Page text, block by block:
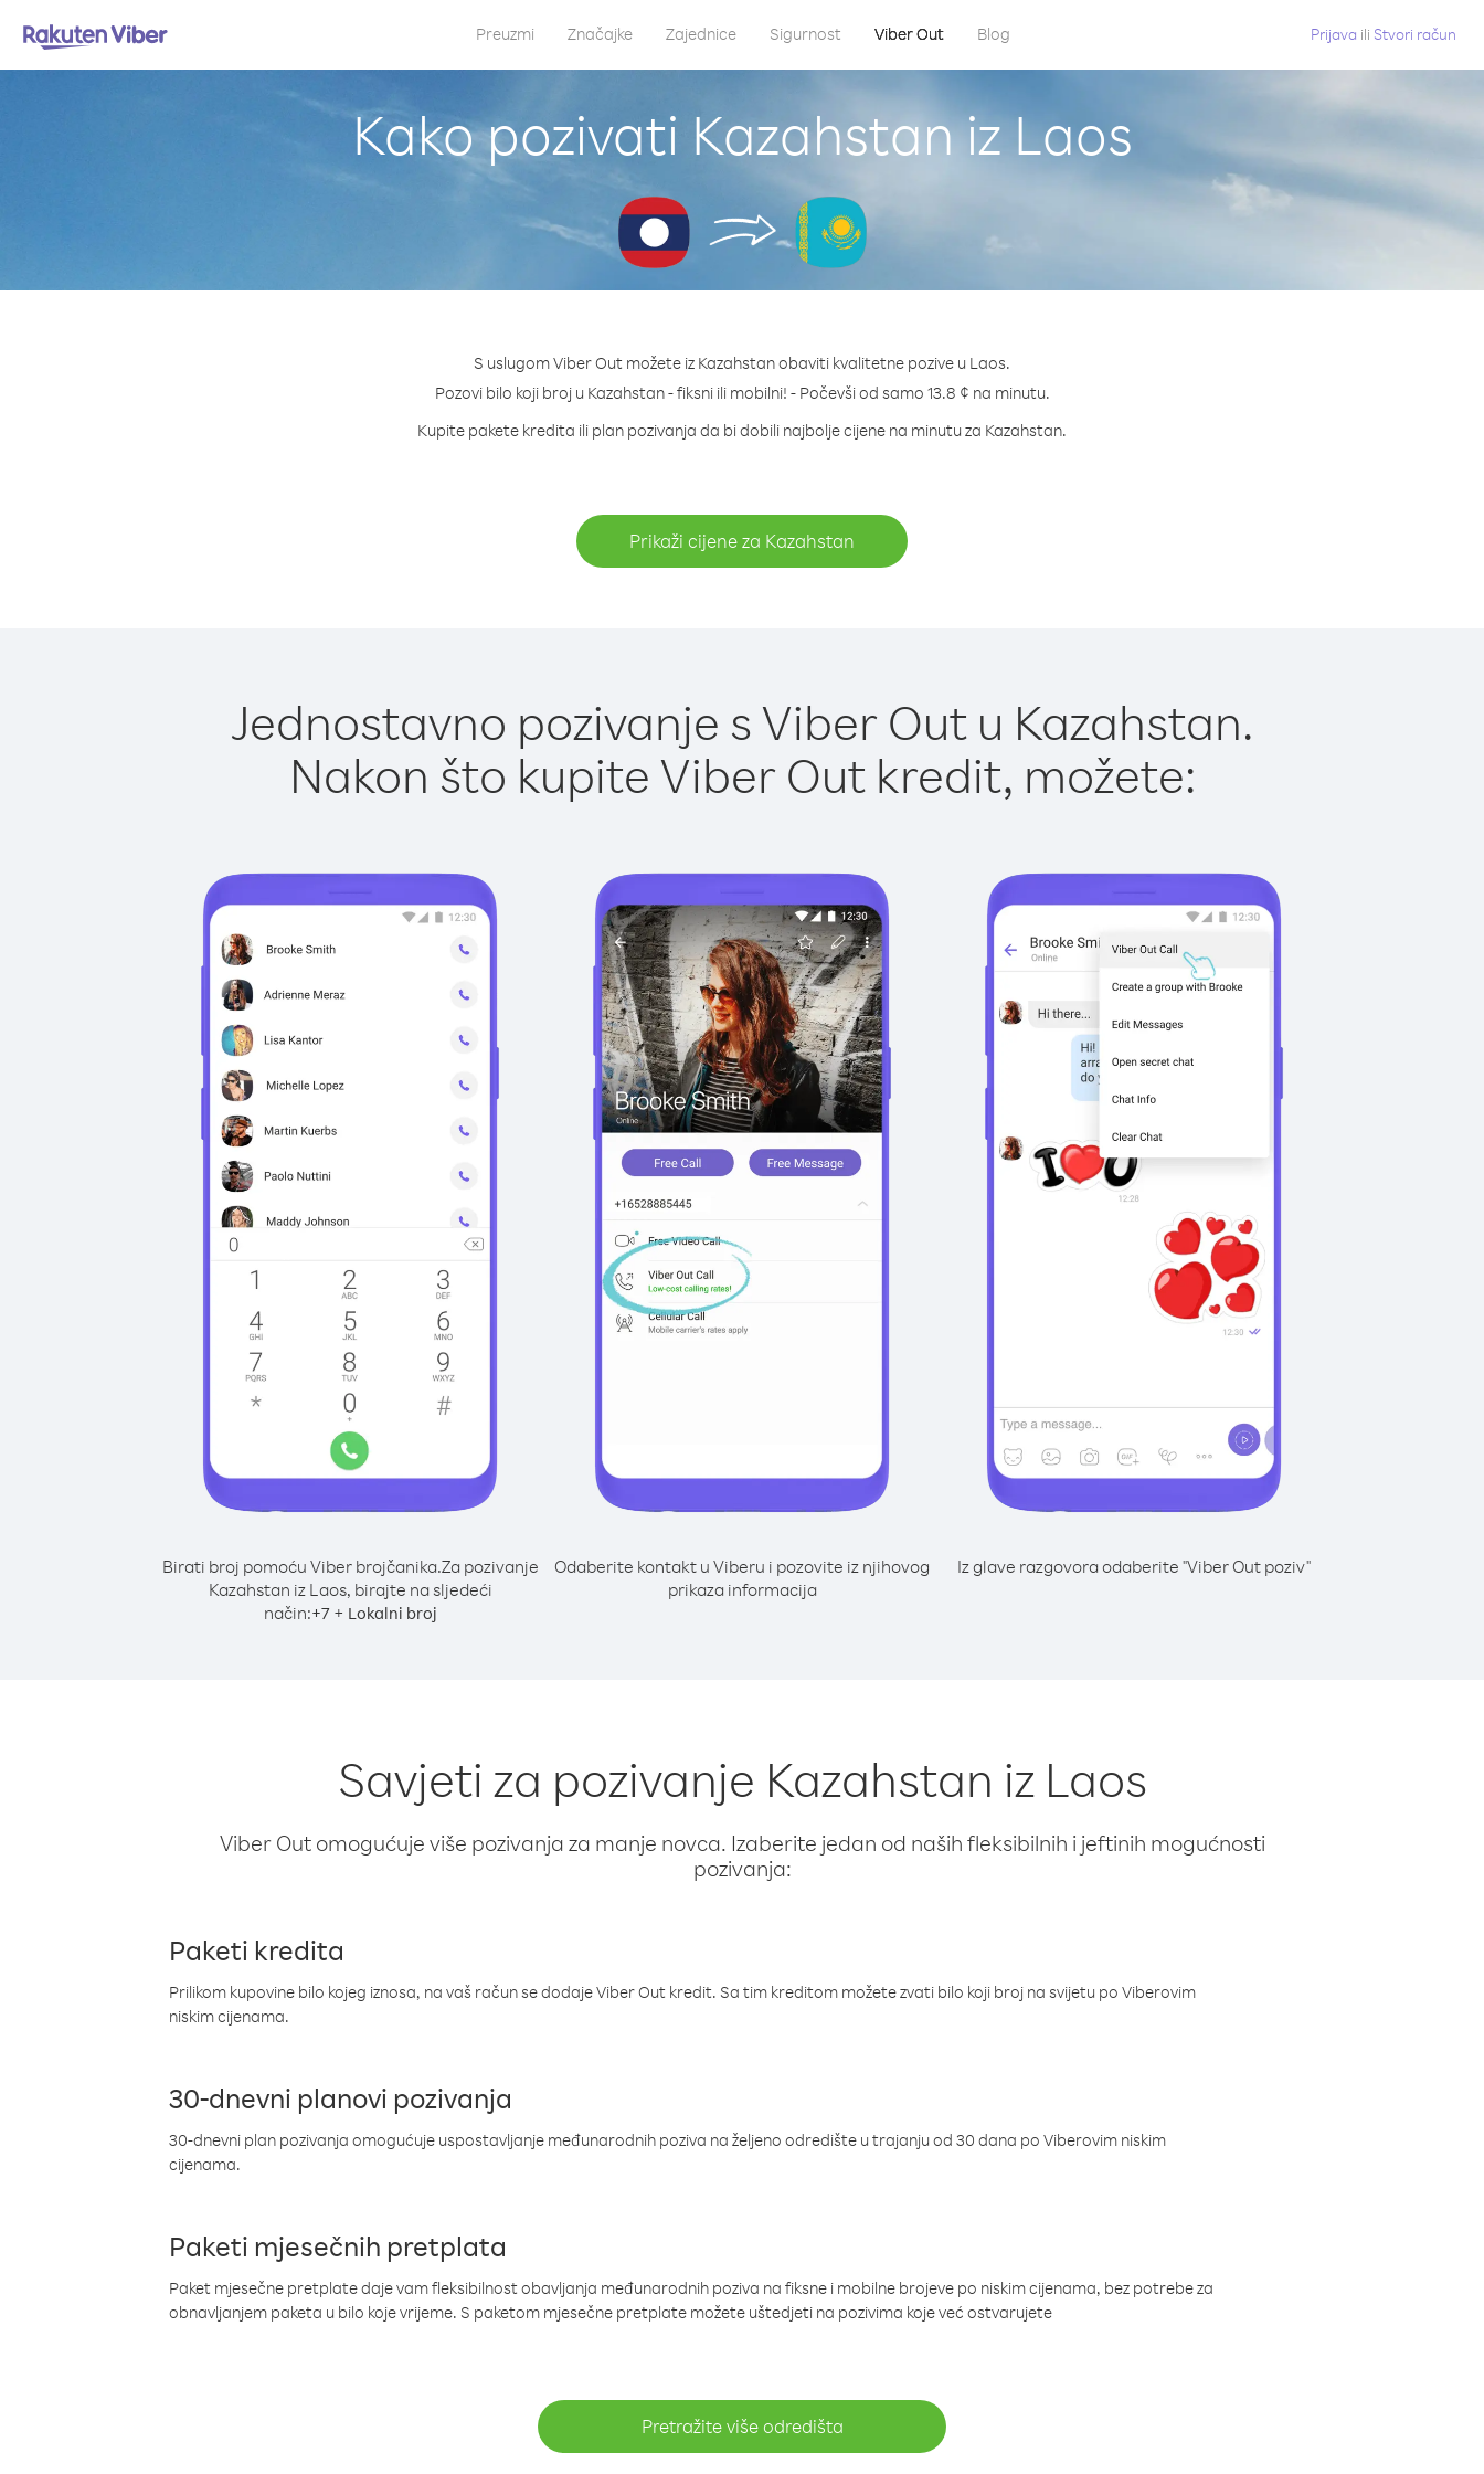
Preuzmi Značajke Zajednice Sigurnost Viber Out Blog Prijava ili Stvori račun
Kako pozivati Kazahstan iz Laos
S uslugom Viber Out možete iz Kazahstan obaviti kvalitetne pozive u Laos.
Pozovi bilo koji broj u Kazahstan - fiksni ili mobilni! - Počevši od samo 13.8 ¢ na minutu.
Kupite pakete kredita ili plan pozivanja da bi dobili najbolje cijene na minutu za Kazahstan.
Prikaži cijene za Kazahstan
Jednostavno pozivanje s Viber Out u Kazahstan.
Nakon što kupite Viber Out kredit, možete:
Birati broj pomoću Viber brojčanika.Za pozivanje
Kazahstan iz Laos, birajte na sljedeći
način:+7+ Lokalni broj
Odaberite kontakt u Viberu i pozovite iz njihovog
prikaza informacija
Iz glave razgovora odaberite "Viber Out poziv"
Savjeti za pozivanje Kazahstan iz Laos
Viber Out omogućuje više pozivanja za manje novca. Izaberite jedan od naših fleksibilnih i jeftinih mogućnosti
pozivanja:
Paketi kredita
Prilikom kupovine bilo kojeg iznosa, na vaš račun se dodaje Viber Out kredit. Sa tim kreditom možete zvati bilo koji broj na svijetu po Viberovim
niskim cijenama.
30-dnevni planovi pozivanja
30-dnevni plan pozivanja omogućuje uspostavljanje međunarodnih poziva na željeno odredište u trajanju od 30 dana po Viberovim niskim
cijenama.
Paketi mjesečnih pretplata
Paket mjesečne pretplate daje vam fleksibilnost obavljanja međunarodnih poziva na fiksne i mobilne brojeve po niskim cijenama, bez potrebe za
obnavljanjem paketa u bilo koje vrijeme. S paketom mjesečne pretplate možete uštedjeti na pozivima koje već ostvarujete
Pretražite više odredišta